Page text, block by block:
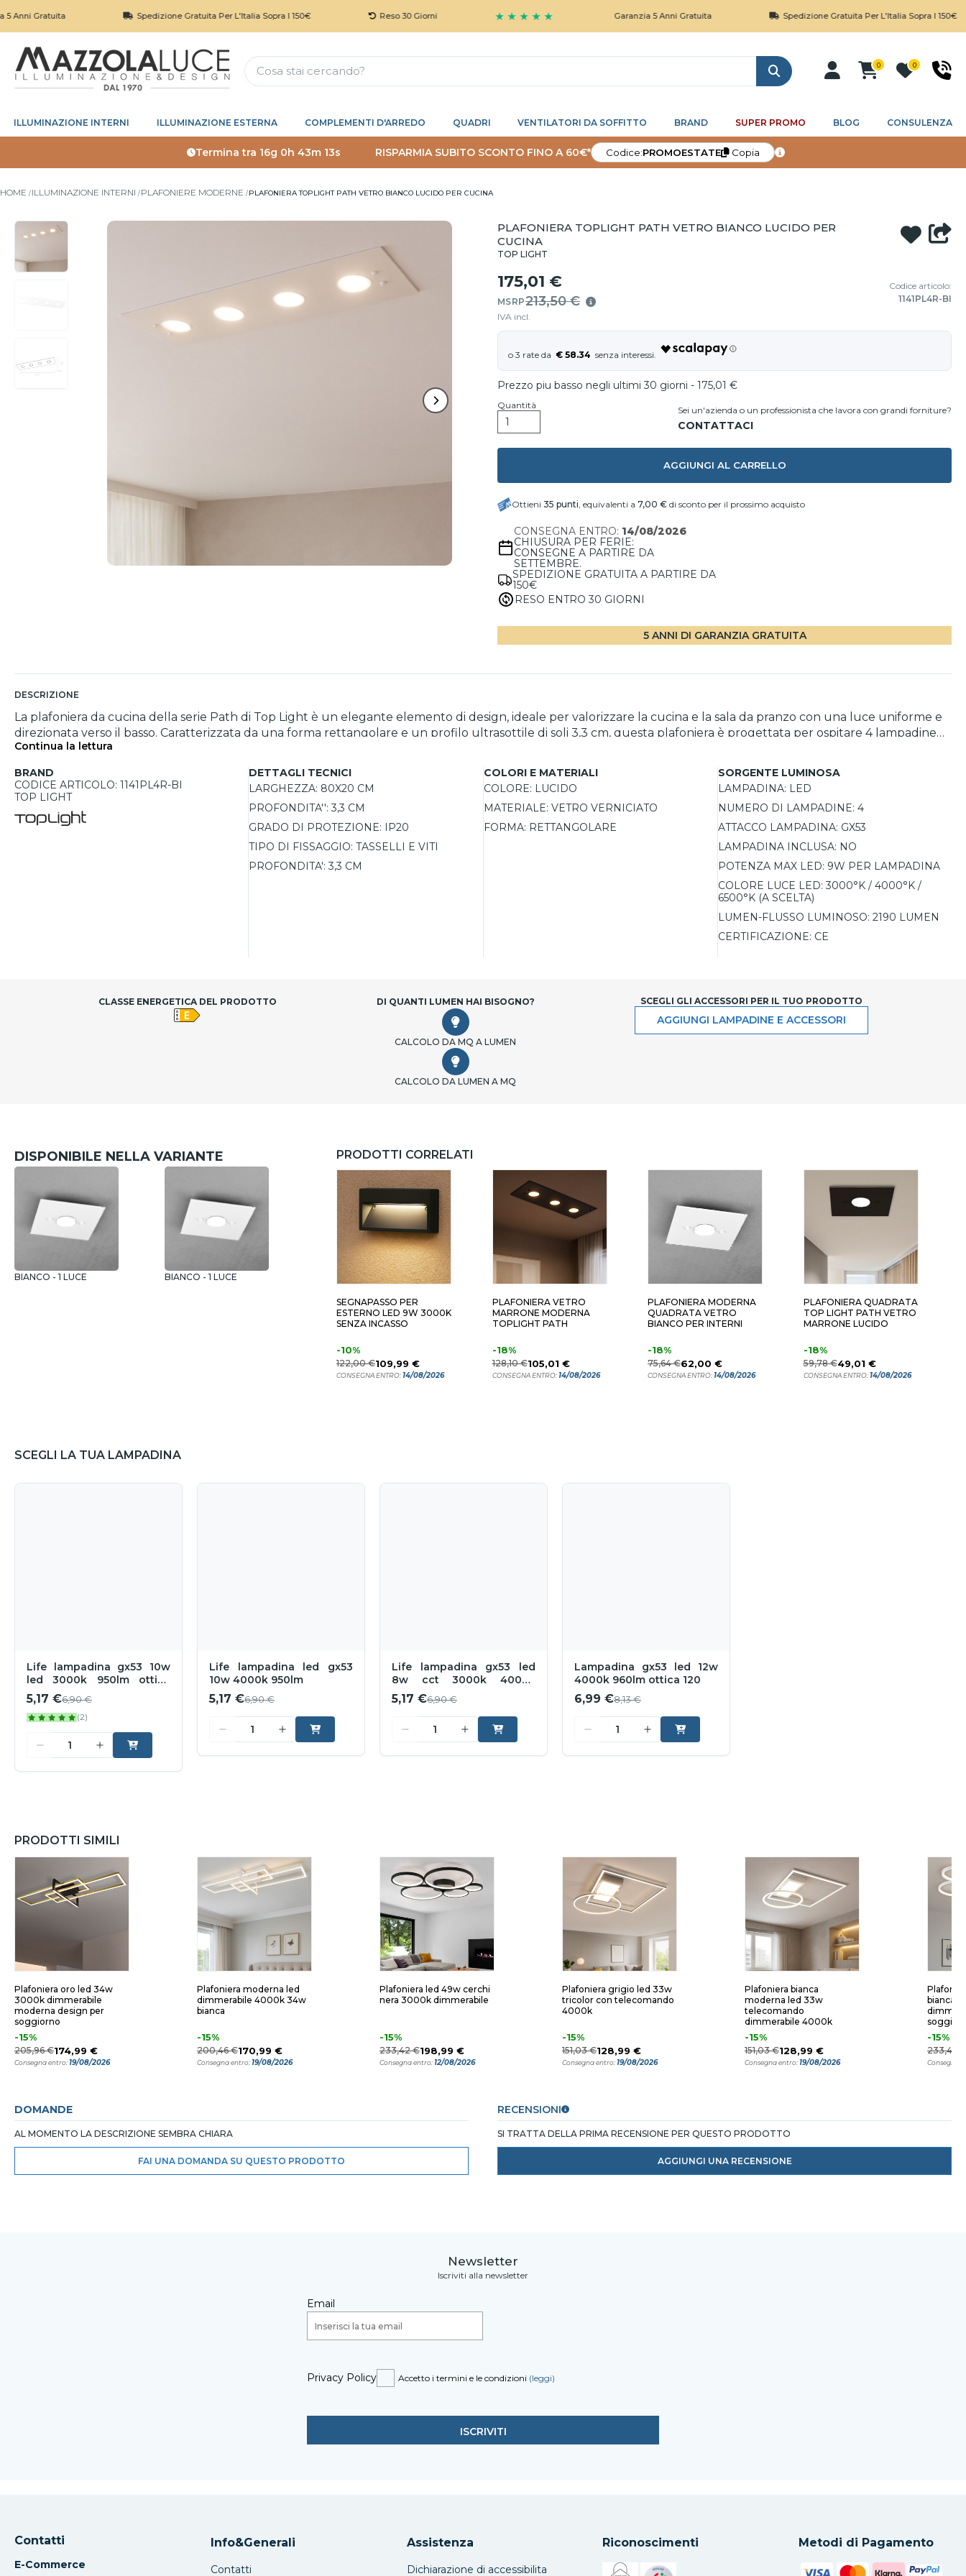
Spedizione Gratuita Per L'Italia Sopra I 150€ Reso 30 Giorni ★ ★ ★ ★ ★ Garanzia 5 Anni Gratuita Spedizione Gratuita Per L'Italia Sopra I 150€
Cerca
0 0
ILLUMINAZIONE INTERNI ILLUMINAZIONE ESTERNA COMPLEMENTI D'ARREDO QUADRI VENTILATORI DA SOFFITTO BRAND SUPER PROMO BLOG CONSULENZA
Termina tra 16g 0h 43m 12s RISPARMIA SUBITO SCONTO FINO A 60€* Codice:PROMOESTATE Copia
HOME ILLUMINAZIONE INTERNI PLAFONIERE MODERNE PLAFONIERA TOPLIGHT PATH VETRO BIANCO LUCIDO PER CUCINA
PLAFONIERA TOPLIGHT PATH VETRO BIANCO LUCIDO PER
CUCINA
TOP LIGHT
175,01 €
MSRP213,50 €
IVA incl.
Codice articolo:
1141PL4R-BI
€ 58.34
Prezzo piu basso negli ultimi 30 giorni - 175,01 €
Quantità Sei un'azienda o un professionista che lavora con grandi forniture?
AGGIUNGI AL CARRELLO
Ottieni 35 punti, equivalenti a 7,00 € di sconto per il prossimo acquisto
CONSEGNA ENTRO: 14/08/2026
CHIUSURA PER FERIE:
CONSEGNE A PARTIRE DA
SETTEMBRE.
SPEDIZIONE GRATUITA A PARTIRE DA
150€
RESO ENTRO 30 GIORNI
5 ANNI DI GARANZIA GRATUITA
DESCRIZIONE
La plafoniera da cucina della serie Path di Top Light è un elegante elemento di design, ideale per valorizzare la cucina e la sala da pranzo con una luce uniforme e
direzionata verso il basso. Caratterizzata da una forma rettangolare e un profilo ultrasottile di soli 3,3 cm, questa plafoniera è progettata per ospitare 4 lampadine
LED intercambiabili con attacco GX53 (non incluse), offrendo la possibilità di scegliere tra diverse tonalità di luce (3000°K, 4000°K, 6500°K). Realizzata interamente
in vetro verniciato lucido, si distingue per la sua raffinatezza e versatilità, adattandosi perfettamente sia come elemento singolo sia in abbinamento ad altre
plafoniere della stessa collezione. Ideale per ambienti moderni, è un prodotto Made in Italy che coniuga qualità e prezzo competitivo.
Continua la lettura
BRAND
CODICE ARTICOLO: 1141PL4R-BI
TOP LIGHT
DETTAGLI TECNICI
LARGHEZZA: 80X20 CM
PROFONDITA'': 3,3 CM
GRADO DI PROTEZIONE: IP20
TIPO DI FISSAGGIO: TASSELLI E VITI
PROFONDITA': 3,3 CM
COLORI E MATERIALI
COLORE: LUCIDO
MATERIALE: VETRO VERNICIATO
FORMA: RETTANGOLARE
SORGENTE LUMINOSA
LAMPADINA: LED
NUMERO DI LAMPADINE: 4
ATTACCO LAMPADINA: GX53
LAMPADINA INCLUSA: NO
POTENZA MAX LED: 9W PER LAMPADINA
COLORE LUCE LED: 3000°K / 4000°K /
6500°K (A SCELTA)
LUMEN-FLUSSO LUMINOSO: 2190 LUMEN
CERTIFICAZIONE: CE
CLASSE ENERGETICA DEL PRODOTTO DI QUANTI LUMEN HAI BISOGNO?
CALCOLO DA MQ A LUMEN
CALCOLO DA LUMEN A MQ
SCEGLI GLI ACCESSORI PER IL TUO PRODOTTO
AGGIUNGI LAMPADINE E ACCESSORI
DISPONIBILE NELLA VARIANTE
BIANCO - 1 LUCE BIANCO - 1 LUCE BIANCO - 2 LUCI BIANCO - 3 LUCI
PRODOTTI CORRELATI
SEGNAPASSO PER
ESTERNO LED 9W 3000K
SENZA INCASSO
-10%
122,00 €109,99 €
CONSEGNA ENTRO:14/08/2026
PLAFONIERA VETRO
MARRONE MODERNA
TOPLIGHT PATH
-18%
128,10 €105,01 €
CONSEGNA ENTRO:14/08/2026
PLAFONIERA MODERNA
QUADRATA VETRO
BIANCO PER INTERNI
-18%
75,64 €62,00 €
CONSEGNA ENTRO:14/08/2026
PLAFONIERA QUADRATA
TOP LIGHT PATH VETRO
MARRONE LUCIDO
-18%
59,78 €49,01 €
CONSEGNA ENTRO:14/08/2026
SCEGLI LA TUA LAMPADINA
Life lampadina gx53 10w
led 3000k 950lm ottica
120
5,17 €6,90 €
(2)
Life lampadina led gx53
10w 4000k 950lm
5,17 €6,90 €
Life lampadina gx53 led
8w cct 3000k 4000k
6500k 720 lumen
5,17 €6,90 €
Lampadina gx53 led 12w
4000k 960lm ottica 120
6,99 €8,13 €
PRODOTTI SIMILI
Plafoniera oro led 34w
3000k dimmerabile
moderna design per
soggiorno
-15%
205,96 €174,99 €
Consegna entro:19/08/2026
Plafoniera moderna led
dimmerabile 4000k 34w
bianca
-15%
200,46 €170,99 €
Consegna entro:19/08/2026
Plafoniera led 49w cerchi
nera 3000k dimmerabile
-15%
233,42 €198,99 €
Consegna entro:12/08/2026
Plafoniera grigio led 33w
tricolor con telecomando
4000k
-15%
151,03 €128,99 €
Consegna entro:19/08/2026
Plafoniera bianca
moderna led 33w
telecomando
dimmerabile 4000k
-15%
151,03 €128,99 €
Consegna entro:19/08/2026
bianca
-15%
233,42
Consegna
DOMANDE
AL MOMENTO LA DESCRIZIONE SEMBRA CHIARA
FAI UNA DOMANDA SU QUESTO PRODOTTO
RECENSIONI
SI TRATTA DELLA PRIMA RECENSIONE PER QUESTO PRODOTTO
AGGIUNGI UNA RECENSIONE
Newsletter
Iscriviti alla newsletter
Email
Privacy Policy Accetto i termini e le condizioni (leggi)
Contatti
E-Commerce
Info&Generali
Contatti
Assistenza
Dichiarazione di accessibilita
Riconoscimenti Metodi di Pagamento